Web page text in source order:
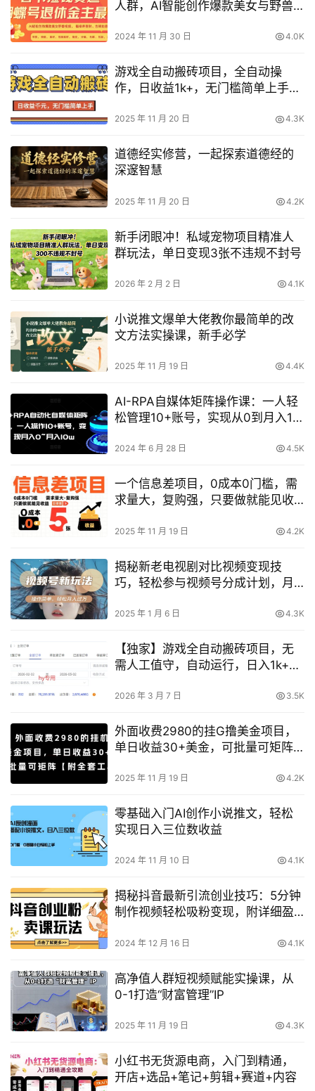
人群，AI智能创作爆款美女与野兽
3.0
2024 年 11 月 30 日 4.0K
游戏全自动搬砖项目，全自动操
作，日收益1k+，无门槛简单上手
2025 年 11 月 20 日 4.3K
道德经实修营，一起探索道德经的
深邃智慧
2025 年 11 月 20 日 4.2K
新手闭眼冲！私域宠物项目精准人
群玩法，单日变现3张不违规不封号
2026 年 2 月 2 日 4.1K
小说推文爆单大佬教你最简单的改
文方法实操课，新手必学
2025 年 11 月 19 日 4.4K
AI-RPA自媒体矩阵操作课：一人轻
松管理10+账号，实现从0到月入10
2024 年 6 月 28 日 4.5K
一个信息差项目，0成本0门槛，需
求量大，复购强，只要做就能见收
2025 年 11 月 19 日 4.2K
揭秘新老电视剧对比视频变现技
巧，轻松参与视频号分成计划，月
2025 年 1 月 6 日 4.3K
【独家】游戏全自动搬砖项目，无
需人工值守，自动运行，日入1k+，
2026 年 3 月 7 日 3.5K
外面收费2980的挂G撸美金项目，
单日收益30+美金，可批量可矩阵
2025 年 11 月 19 日 4.2K
零基础入门AI创作小说推文，轻松
实现日入三位数收益
2024 年 11 月 10 日 4.1K
揭秘抖音最新引流创业技巧：5分钟
制作视频轻松吸粉变现，附详细盈
2024 年 12 月 16 日 4.1K
高净值人群短视频赋能实操课，从
0-1打造“财富管理”IP
2025 年 11 月 19 日 4.3K
小红书无货源电商，入门到精通，
开店+选品+笔记+剪辑+赛道+内容